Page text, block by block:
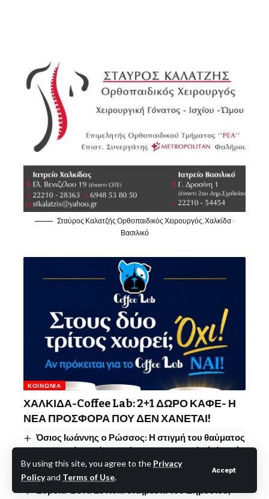
By using this site, you agree to the Privacy
Policyand Terms of Use.
Accept
Σταύρος Καλατζής Ορθοπαιδικός Χειρουργός, Χαλκίδα -
Βασιλικό
ΚΟΙΝΩΝΊΑ
ΧΑΛΚΙΔΑ-Coffee Lab: 2+1 ΔΩΡΟ ΚΑΦΕ- Η
ΝΕΑ ΠΡΟΣΦΟΡΑ ΠΟΥ ΔΕΝ ΧΑΝΕΤΑΙ!
Όσιος Ιωάννης o Ρώσσος: Η στιγμή του θαύματος
με την βροχή, εν μέσω καύσωνα και φωτιάς (Βίντεο)-
Η δέηση-Η διάσωση του Προκοπίου και του Ιερού
Σκηνώματος-Η εικόνα του Θαύματος
Εύβοια-ΣΟΚ: Σε ποια υπηρεσία του Δημοσίου,